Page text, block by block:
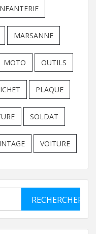
MARSANNE
MOTO OUTILS
PLAQUE
SOLDAT
VOITURE